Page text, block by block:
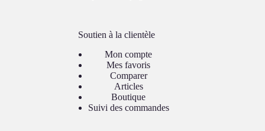
Soutien à la clientèle
Mon compte
Mes favoris
Comparer
Articles
Boutique
Suivi des commandes